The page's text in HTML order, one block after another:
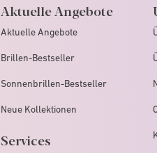
Aktuelle Angebote
Aktuelle Angebote
Brillen-Bestseller
Sonnenbrillen-Bestseller
Neue Kollektionen
Services